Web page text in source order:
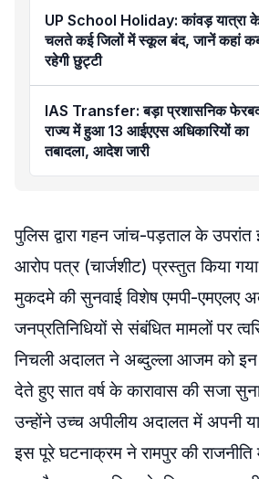
UP School Holiday: कांवड़ यात्रा
चलते कई जिलों में स्कूल बंद, जानें कहां
रहेगी छुट्टी
IAS Transfer: बड़ा प्रशासनिक
राज्य में हुआ 13 आईएएस अधिकारियों का
तबादला, आदेश जारी
पुलिस द्वारा गहन जांच-पड़ताल के
आरोप पत्र (चार्जशीट) प्रस्तुत किया
मुकदमे की सुनवाई विशेष एमपी-एमएलए
जनप्रतिनिधियों से संबंधित मामलों पर
निचली अदालत ने अब्दुल्ला आजम को इन
देते हुए सात वर्ष के कारावास की सजा
उन्होंने उच्च अपीलीय अदालत में अपनी
इस पूरे घटनाक्रम ने रामपुर की राजनीति